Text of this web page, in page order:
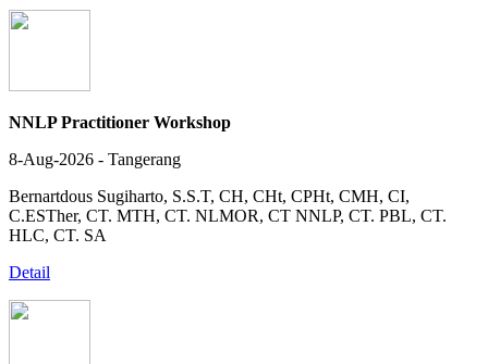
NNLP Practitioner Workshop
8-Aug-2026 - Tangerang
Bernartdous Sugiharto, S.S.T, CH, CHt, CPHt, CMH, CI,
C.ESTher, CT. MTH, CT. NLMOR, CT NNLP, CT. PBL, CT.
HLC, CT. SA
Detail